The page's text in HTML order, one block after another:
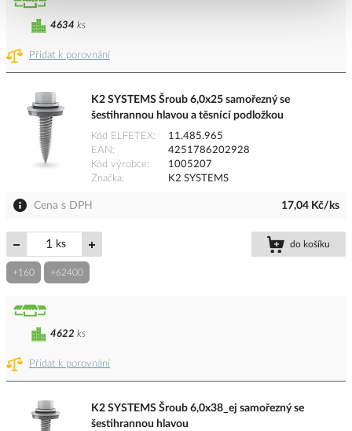
Přidat k porovnání
4634 ks
K2 SYSTEMS Šroub 6,0x25 samořezný se
šestihrannou hlavou a těsnící podložkou
Kód ELFETEX
11.485.965
EAN
4251786202928
Kód výrobce
1005207
Značka
K2 SYSTEMS
Cena s DPH 17,04 Kč/ks
ks do košíku
+160 +62400
Přidat k porovnání
4622 ks
K2 SYSTEMS Šroub 6,0x38_ej samořezný se
šestihrannou hlavou